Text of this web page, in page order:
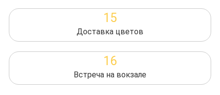
15
Доставка цветов
16
Встреча на вокзале